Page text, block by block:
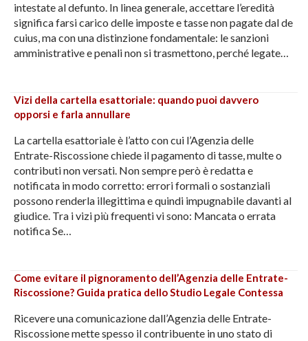
intestate al defunto. In linea generale, accettare l’eredità
significa farsi carico delle imposte e tasse non pagate dal de
cuius, ma con una distinzione fondamentale: le sanzioni
amministrative e penali non si trasmettono, perché legate…
Vizi della cartella esattoriale: quando puoi davvero
opporsi e farla annullare
La cartella esattoriale è l’atto con cui l’Agenzia delle
Entrate-Riscossione chiede il pagamento di tasse, multe o
contributi non versati. Non sempre però è redatta e
notificata in modo corretto: errori formali o sostanziali
possono renderla illegittima e quindi impugnabile davanti al
giudice. Tra i vizi più frequenti vi sono: Mancata o errata
notifica Se…
Come evitare il pignoramento dell’Agenzia delle Entrate-
Riscossione? Guida pratica dello Studio Legale Contessa
Ricevere una comunicazione dall’Agenzia delle Entrate-
Riscossione mette spesso il contribuente in uno stato di